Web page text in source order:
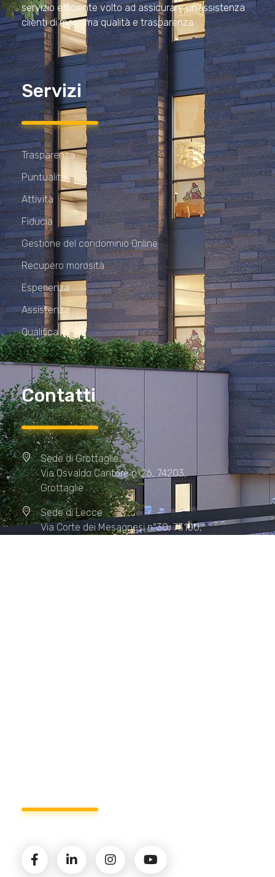
servizio efficiente volto ad assicurare un’assistenza
clienti di massima qualità e trasparenza.
Servizi
Trasparenza
Puntualità
Attività
Fiducia
Gestione del condominio Online
Recupero morosità
Esperienza
Assistenza
Qualifica
Contatti
Sede di Grottaglie
Via Osvaldo Cantore n°26, 74203,
Grottaglie
Sede di Lecce
Via Corte dei Mesagnesi n°30, 73100,